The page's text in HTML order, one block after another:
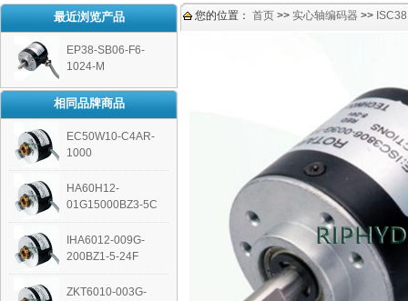
最近浏览产品
EP38-SB06-F6-
1024-M
相同品牌商品
EC50W10-C4AR-
1000
HA60H12-
01G15000BZ3-5C
IHA6012-009G-
200BZ1-5-24F
ZKT6010-003G-
您的位置： 首页 >> 实心轴编码器 >> ISC38